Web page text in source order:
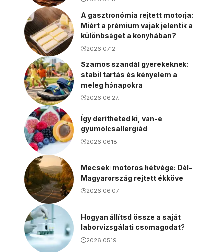
A gasztronómia rejtett motorja:
Miért a prémium vajak jelentik a
különbséget a konyhában?
2026.07.12.
Szamos szandál gyerekeknek:
stabil tartás és kényelem a
meleg hónapokra
2026.06.27.
Így derítheted ki, van-e
gyümölcsallergiád
2026.06.18.
Mecseki motoros hétvége: Dél-
Magyarország rejtett ékköve
2026.06.07.
Hogyan állítsd össze a saját
laborvizsgálati csomagodat?
2026.05.19.